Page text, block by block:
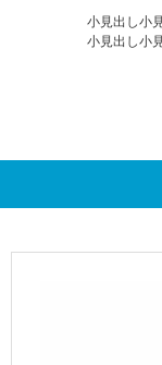
小見出し小
小見出し小